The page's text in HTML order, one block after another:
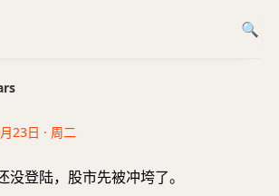
23日 · 周二
没登陆，股市先被冲垮了。